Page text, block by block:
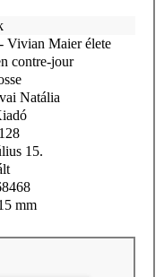
Vivian Maier élete
contre-jour
Natália
15.
mm